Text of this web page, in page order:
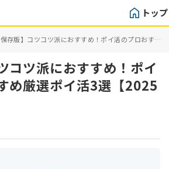
トップ
保存版】コツコツ派におすすめ！ポイ活のプロおすす
厳選ポイ活3選【2025年版】
コツ派におすすめ！ポイ
め厳選ポイ活3選【2025